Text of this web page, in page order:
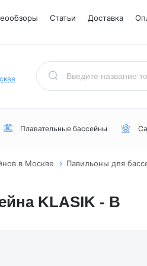
Статьи Доставка
Уличные
Плавательные бассейны
Снежные
в Москве Павильоны для
KLASIK - B